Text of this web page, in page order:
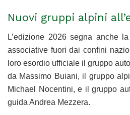
Nuovi gruppi alpini
L’edizione 2026 segna anche
associative fuori dai confini
loro esordio ufficiale il gruppo
da Massimo Buiani, il gruppo
Michael Nocentini, e il gruppo
guida Andrea Mezzera.